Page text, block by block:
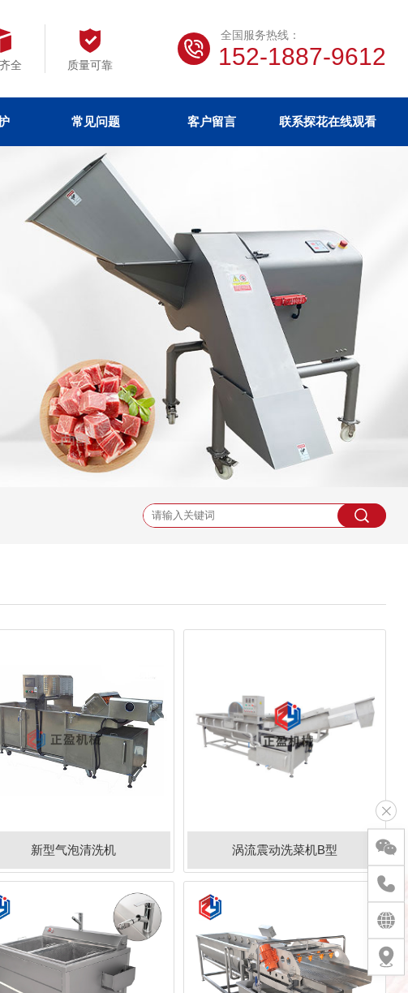
全 质量可靠
全国服务热线：
152-1887-9612
常见问题 客户留言 联系探花在线观看
新型气泡清洗机 涡流震动洗菜机B型